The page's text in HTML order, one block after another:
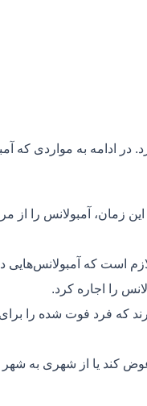
در ادامه به مواردی که
زمان، آمبولانس را از
است که آمبولانس‌هایی
را اجاره کرد.
که فرد فوت شده را
کند یا از شهری به شهر